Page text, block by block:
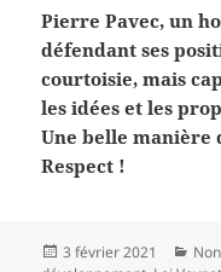
Pierre Pavec, un
défendant ses
courtoisie, mais
les idées et les
Une belle manière
Respect !
Publié
3 février 2021